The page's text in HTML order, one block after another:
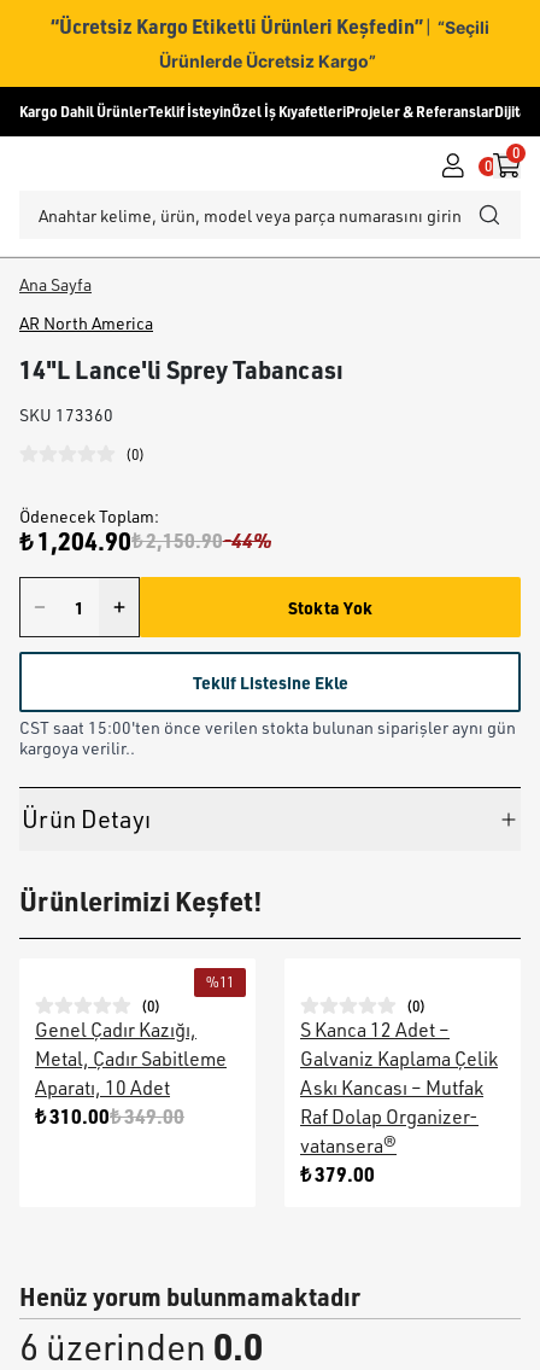
“Ücretsiz Kargo Etiketli Ürünleri Keşfedin” | “Seçili
Ürünlerde Ücretsiz Kargo”
Kargo Dahil ÜrünlerTeklif İsteyinÖzel İş KıyafetleriProjeler & ReferanslarDijital
0
0
Ana Sayfa
AR North America
14"L Lance'li Sprey Tabancası
SKU 173360
(0)
Ödenecek Toplam:
₺ 1,204.90₺ 2,150.90-44%
Stokta Yok
Teklif Listesine Ekle
CST saat 15:00'ten önce verilen stokta bulunan siparişler aynı gün
kargoya verilir..
Ürün Detayı
Ürünlerimizi Keşfet!
%11
(0)
Genel Çadır Kazığı,
Metal, Çadır Sabitleme
Aparatı, 10 Adet
₺ 310.00₺ 349.00
(0)
S Kanca 12 Adet –
Galvaniz Kaplama Çelik
Askı Kancası – Mutfak
Raf Dolap Organizer-
vatansera®
₺ 379.00
Henüz yorum bulunmamaktadır
6 üzerinden 0.0